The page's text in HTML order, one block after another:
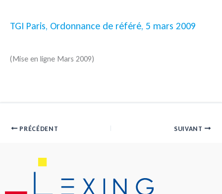
TGI Paris, Ordonnance de référé, 5 mars 2009
(Mise en ligne Mars 2009)
PRÉCÉDENT SUIVANT